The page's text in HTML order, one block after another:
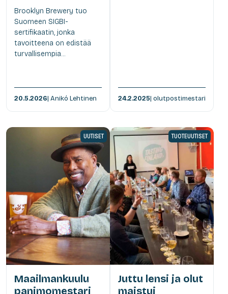
Brooklyn Brewery tuo
Suomeen SIGBI-
sertifikaatin, jonka
tavoitteena on edistää
turvallisempia...
20.5.2026| Anikó Lehtinen 24.2.2025| olutpostimestari
UUTISET
Maailmankuulu
panimomestari
TUOTEUUTISET
Juttu lensi ja olut
maistui